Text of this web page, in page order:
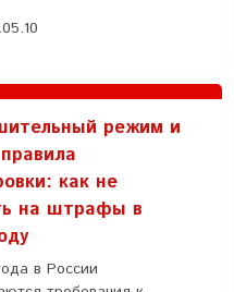
режим и
как не
на штрафы в
в России